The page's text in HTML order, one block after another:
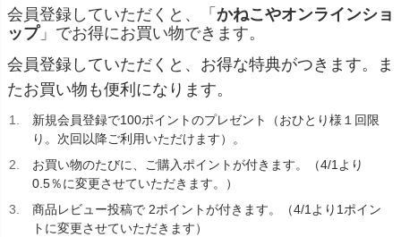
会員登録していただくと、「 かねこやオンラインショ
ップ」でお得にお買い物できます。
会員登録していただくと、お得な特典がつきます。ま
たお買い物も便利になります。
新規会員登録で100ポイントのプレゼント（おひとり様１回限
り。次回以降ご利用いただけます）。
お買い物のたびに、ご購入ポイントが付きます。（4/1より
0.5％に変更させていただきます。）
商品レビュー投稿で 2ポイントが付きます。（4/1より1ポイン
トに変更させていただきます）